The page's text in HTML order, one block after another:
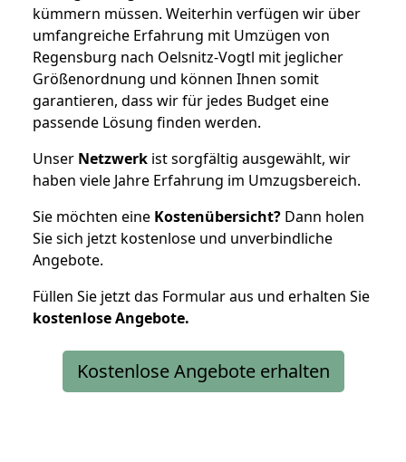
kümmern müssen. Weiterhin verfügen wir über
umfangreiche Erfahrung mit Umzügen von
Regensburg nach Oelsnitz-Vogtl mit jeglicher
Größenordnung und können Ihnen somit
garantieren, dass wir für jedes Budget eine
passende Lösung finden werden.
Unser Netzwerk ist sorgfältig ausgewählt, wir
haben viele Jahre Erfahrung im Umzugsbereich.
Sie möchten eine Kostenübersicht? Dann holen
Sie sich jetzt kostenlose und unverbindliche
Angebote.
Füllen Sie jetzt das Formular aus und erhalten Sie
kostenloseAngebote.
Kostenlose Angebote erhalten